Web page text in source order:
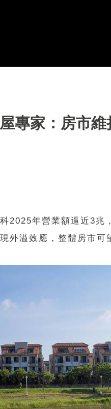
專家：房市維
2025年營業額逼近3兆
外溢效應，整體房市可